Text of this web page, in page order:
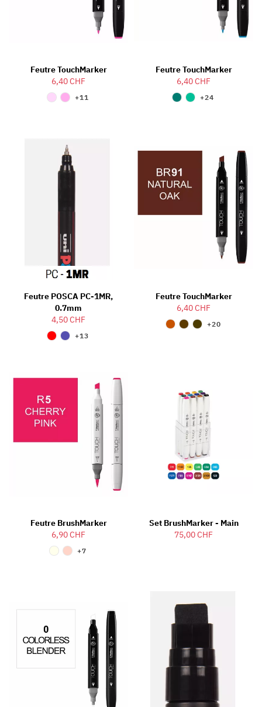
Feutre TouchMarker
6,40 CHF
+11
Feutre TouchMarker
6,40 CHF
+24
Feutre POSCA PC-1MR,
0.7mm
4,50 CHF
+13
Feutre TouchMarker
6,40 CHF
+20
Feutre BrushMarker
6,90 CHF
+7
Set BrushMarker - Main
75,00 CHF